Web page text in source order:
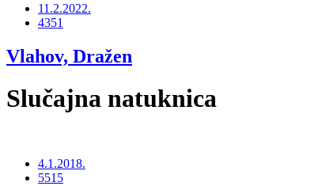
11.2.2022.
4351
Vlahov, Dražen
Slučajna natuknica
4.1.2018.
5515